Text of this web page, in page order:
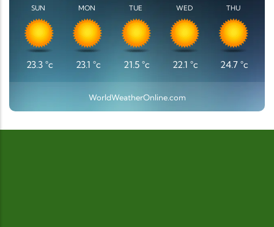
SUN
23.3°c
MON
23.1 °c
TUE
21.5 °c
WED
22.1 °c
THU
24.7 °c
WorldWeatherOnline.com